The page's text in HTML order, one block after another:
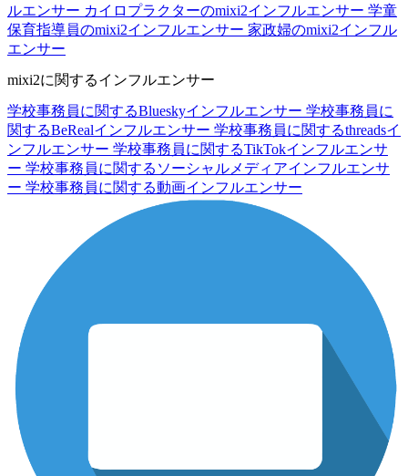
ルエンサー カイロプラクターのmixi2インフルエンサー 学童
保育指導員のmixi2インフルエンサー 家政婦のmixi2インフル
エンサー
mixi2に関するインフルエンサー
学校事務員に関するBlueskyインフルエンサー 学校事務員に
関するBeRealインフルエンサー 学校事務員に関するthreadsイ
ンフルエンサー 学校事務員に関するTikTokインフルエンサ
ー 学校事務員に関するソーシャルメディアインフルエンサ
ー 学校事務員に関する動画インフルエンサー